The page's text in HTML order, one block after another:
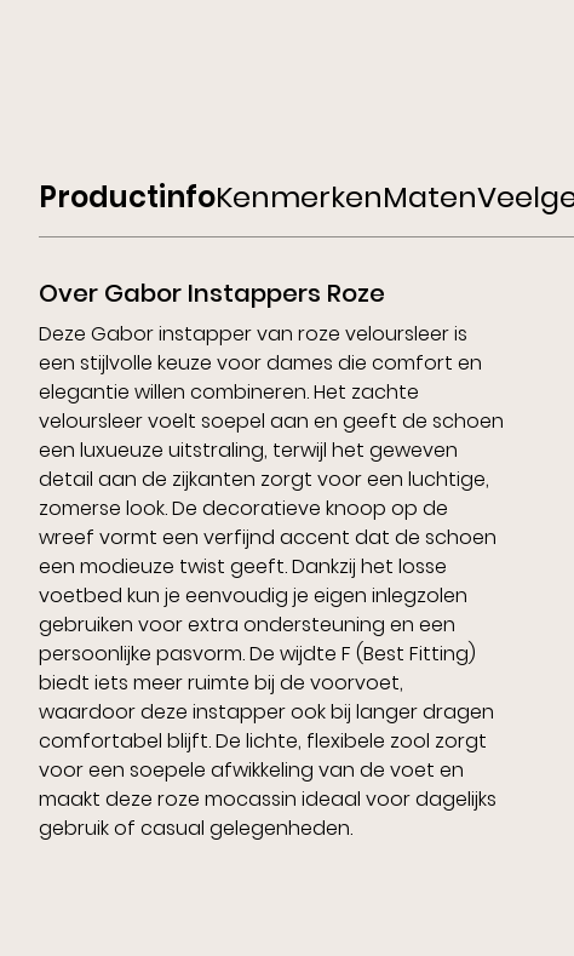
ProductinfoKenmerkenMaten
Over Gabor Instappers Roze
Deze Gabor instapper van roze veloursleer is
een stijlvolle keuze voor dames die comfort en
elegantie willen combineren. Het zachte
veloursleer voelt soepel aan en geeft de schoen
een luxueuze uitstraling, terwijl het geweven
detail aan de zijkanten zorgt voor een luchtige,
zomerse look. De decoratieve knoop op de
wreef vormt een verfijnd accent dat de schoen
een modieuze twist geeft. Dankzij het losse
voetbed kun je eenvoudig je eigen inlegzolen
gebruiken voor extra ondersteuning en een
persoonlijke pasvorm. De wijdte F (Best Fitting)
biedt iets meer ruimte bij de voorvoet,
waardoor deze instapper ook bij langer dragen
comfortabel blijft. De lichte, flexibele zool zorgt
voor een soepele afwikkeling van de voet en
maakt deze roze mocassin ideaal voor dagelijks
gebruik of casual gelegenheden.